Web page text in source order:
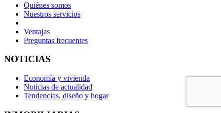
Quiénes somos
Nuestros servicios
Ventajas
Preguntas frecuentes
NOTICIAS
Economía y vivienda
Noticias de actualidad
Tendencias, diseño y hogar